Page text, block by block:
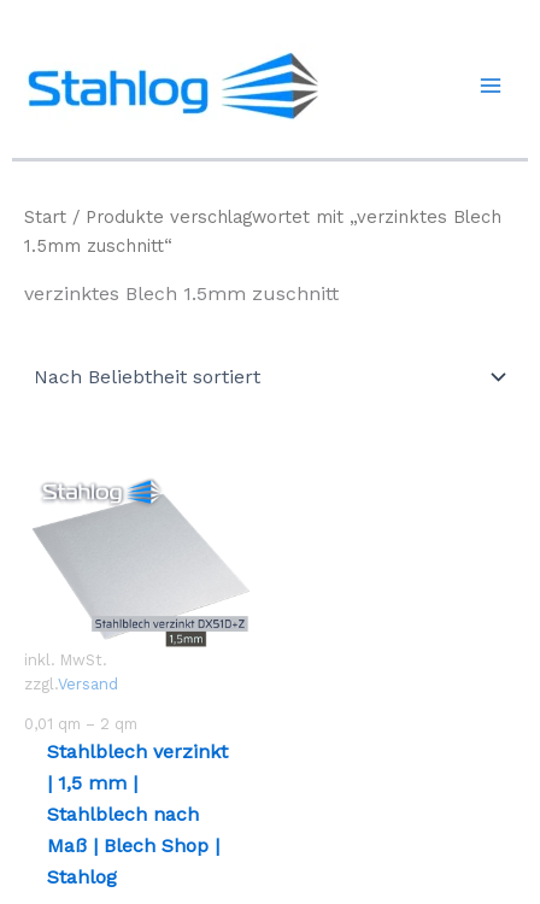
springen
Start / Produkte verschlagwortet mit „verzinktes Blech
1.5mm zuschnitt“
verzinktes Blech 1.5mm zuschnitt
inkl. MwSt.
zzgl.Versand
0,01 qm – 2 qm
Stahlblech verzinkt
| 1,5 mm |
Stahlblech nach
Maß | Blech Shop |
Stahlog